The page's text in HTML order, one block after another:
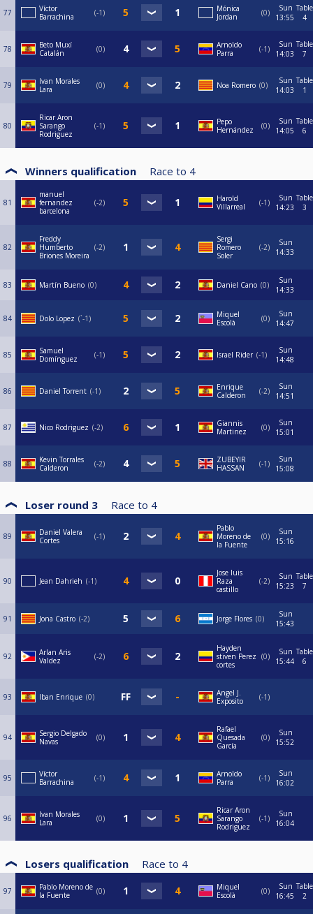
77
Víctor
Barrachina
-1
Mónica
Jordan
0
Sun
13:55
Table
4
78
Beto Muxí
Catalán
0
Arnoldo
Parra
-1
Sun
14:03
Table
7
79
Ivan Morales
Lara
0 Noa Romero 0
Sun
14:03
Table
1
80
Ricar Aron
Sarango
Rodriguez
-1
Pepo
Hernández
0
Sun
14:05
Table
6
Winners qualification Race to 4
81
manuel
fernandez
barcelona
-2
Harold
Villarreal
-1
Sun
14:23
Table
3
82
Freddy
Humberto
Briones Moreira
-2
Sergi
Romero
Soler
-2
Sun
14:33
83 Martín Bueno 0 Daniel Cano 0
Sun
14:33
84 Dolo Lopez `-1
Miquel
Escolà
0
Sun
14:47
85
Samuel
Domínguez
-1 Israel Rider -1
Sun
14:48
86 Daniel Torrent -1
Enrique
Calderon
-2
Sun
14:51
87 Nico Rodriguez -2
Giannis
Martinez
0
Sun
15:01
88
Kevin Torrales
Calderon
-2
ZUBEYIR
HASSAN
-1
Sun
15:08
Loser round 3 Race to 4
89
Daniel Valera
Cortes
-1
Pablo
Moreno de
la Fuente
0
Sun
15:16
90 Jean Dahrieh -1
Jose luis
Raza
castillo
-2
Sun
15:23
Table
7
91 Jona Castro -2 Jorge Flores 0
Sun
15:43
92
Arlan Aris
Valdez
-2
Hayden
stiven Perez
cortes
0
Sun
15:44
Table
6
93 Iban Enrique 0
Angel J.
Exposito
-1
94
Sergio Delgado
Navas
0
Rafael
Quesada
García
0
Sun
15:52
95
Víctor
Barrachina
-1
Arnoldo
Parra
-1
Sun
16:02
96
Ivan Morales
Lara
0
Ricar Aron
Sarango
Rodriguez
-1
Sun
16:04
Losers qualification Race to 4
97
Pablo Moreno de
la Fuente
0
Miquel
Escolà
0
Sun
16:45
Table
2